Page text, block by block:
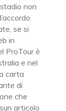
non
se si
in
ProTour è
e nel
carta
di
che
articolo